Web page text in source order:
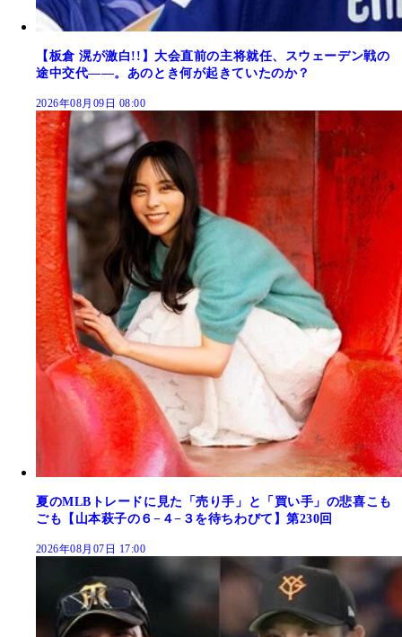
【板倉 滉が激白!!】大会直前の主将就任、スウェーデン戦の
途中交代――。あのとき何が起きていたのか？
2026年08月09日 08:00
夏のMLBトレードに見た「売り手」と「買い手」の悲喜こも
ごも【山本萩子の６−４−３を待ちわびて】第230回
2026年08月07日 17:00